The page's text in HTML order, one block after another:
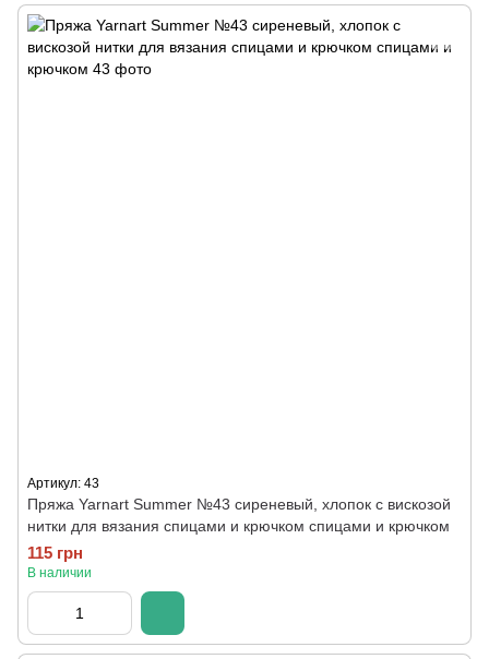
Артикул: 43
Пряжа Yarnart Summer №43 сиреневый, хлопок с вискозой
нитки для вязания спицами и крючком спицами и крючком
115 грн
В наличии